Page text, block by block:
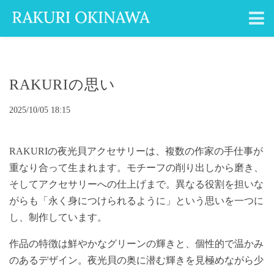
RAKURIの思い
2025/10/05 18:15
RAKURIの夜光貝アクセサリーは、複数の作家の手仕事が
重なり合って生まれます。モチーフの削り出しから磨き、
そしてアクセサリーへの仕上げまで。異なる役割を担いな
がらも「永く身につけられるように」という思いを一つに
し、制作しています。
作品の特徴は鮮やかなグリーンの輝きと、個性的で温かみ
のあるデザイン。 夜光貝の奥に潜む輝きを見極めながら少